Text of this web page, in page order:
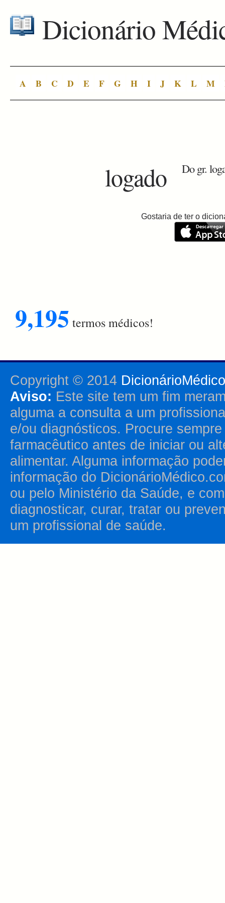
Dicionário
A B C D E F G H I J K L M
logado Do gr.
Gostaria de ter o
9,195 termos médicos!
Copyright © 2014
Aviso: Este site tem um fim
alguma a consulta a um
e/ou diagnósticos. Procure
farmacêutico antes de iniciar ou
alimentar. Alguma informação
informação do
ou pelo Ministério da Saúde, e
diagnosticar, curar, tratar ou
um profissional de saúde.